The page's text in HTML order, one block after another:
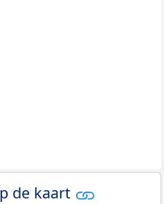
de kaart